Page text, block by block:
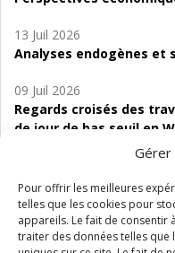
Gérer
Pour offrir les meilleures
telles que les cookies pour
appareils. Le fait de consentir
traiter des données telles que
13 Juil 2026
Analyses endogènes et
09 Juil 2026
Regards croisés des
de jour de bas seuil en
06 Juil 2026
Étude d’évaluabilité
d’accompagnement à